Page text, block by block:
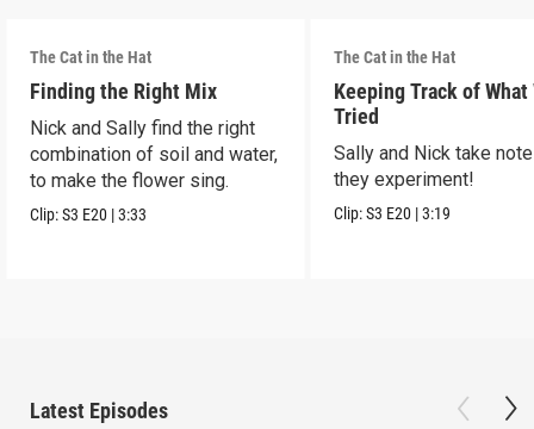
The Cat in the Hat
Finding the Right Mix
Nick and Sally find the right
combination of soil and water,
to make the flower sing.
Clip:S3 E20 |3:33
The Cat in the Hat
Keeping Track of What
Tried
Sally and Nick take
they experiment!
Clip:S3 E20 |3:19
Latest Episodes